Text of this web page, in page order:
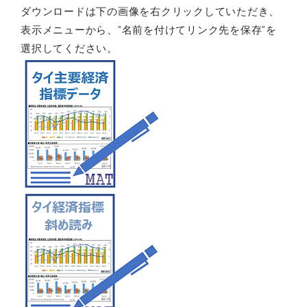
ダウンロードは下の画像を右クリックしていただき、
表示メニューから、”名前を付けてリンク先を保存”を
選択してください。